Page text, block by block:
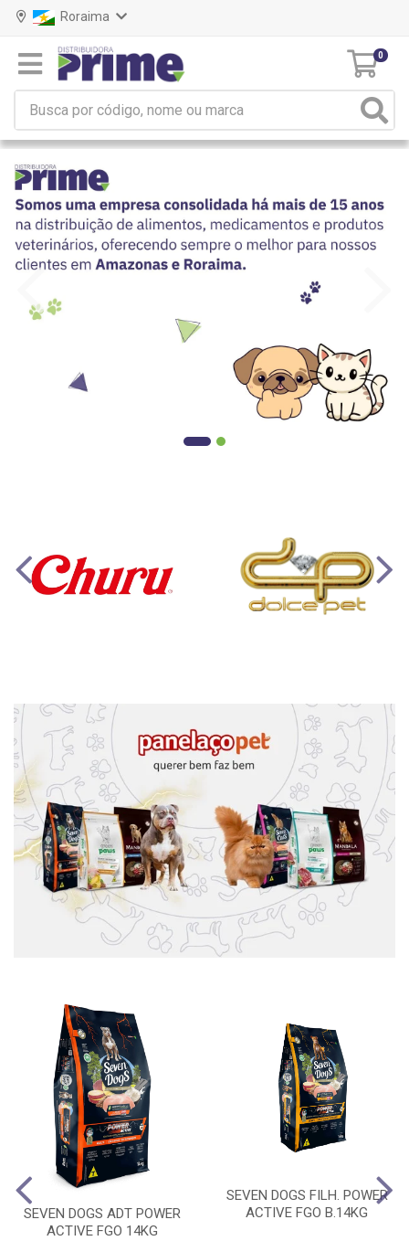
Roraima
0
SEVEN DOGS ADT POWER
ACTIVE FGO 14KG
SEVEN DOGS FILH. POWER
ACTIVE FGO B.14KG